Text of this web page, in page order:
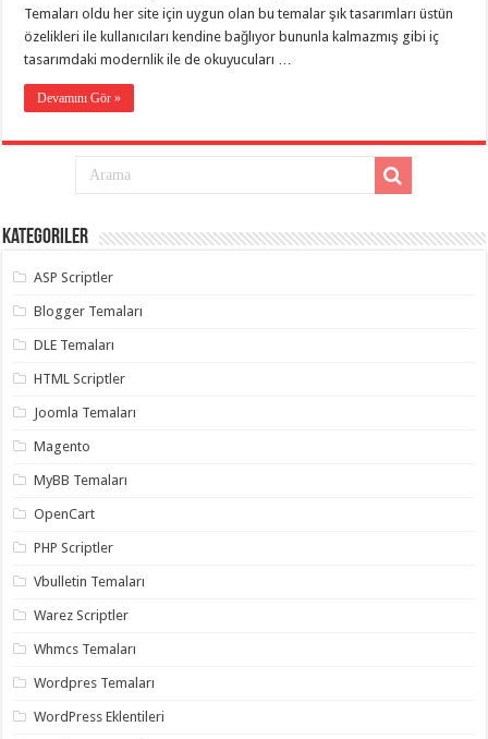
taşımacılık,
gaziantep
taşımacılık,
gaziantep
evden
taşımacılık,
asansörlü
taşıma,
evden
taşımacılık,
organizasyon,
organizasyon,
organizasyon,
gaziantep
organizasyon,
gaziantep
organizasyon,
gaziantep
organizasyon
gaziantep
palyaço,
twitter
takipçi
hilesi
takipçi
instagram
hilesi ,
Temaları oldu her site için uygun olan bu temalar şık tasarımları üstün
özelikleri ile kullanıcıları kendine bağlıyor bununla kalmazmış gibi iç
tasarımdaki modernlik ile de okuyucuları …
Devamını Gör »
Kategoriler
ASP Scriptler
Blogger Temaları
DLE Temaları
HTML Scriptler
Joomla Temaları
Magento
MyBB Temaları
OpenCart
PHP Scriptler
Vbulletin Temaları
Warez Scriptler
Whmcs Temaları
Wordpres Temaları
WordPress Eklentileri